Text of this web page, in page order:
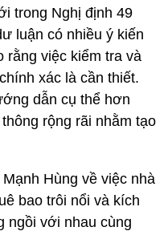
trong Nghị định 49
luận có nhiều ý kiến
rằng việc kiểm tra và
xác là cần thiết.
dẫn cụ thể hơn
rộng rãi nhằm tạo
Hùng về việc nhà
bao trôi nổi và kích
ngồi với nhau cùng